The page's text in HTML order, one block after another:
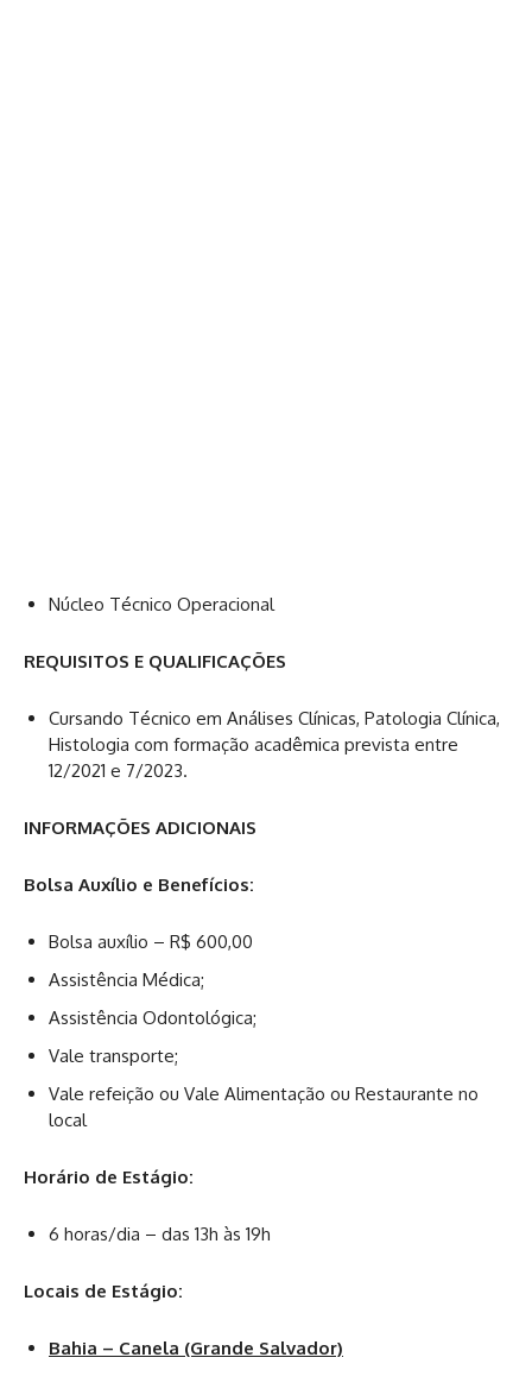
Núcleo Técnico Operacional
REQUISITOS E QUALIFICAÇÕES
Cursando Técnico em Análises Clínicas, Patologia Clínica,
Histologia com formação acadêmica prevista entre
12/2021 e 7/2023.
INFORMAÇÕES ADICIONAIS
Bolsa Auxílio e Benefícios:
Bolsa auxílio – R$ 600,00
Assistência Médica;
Assistência Odontológica;
Vale transporte;
Vale refeição ou Vale Alimentação ou Restaurante no
local
Horário de Estágio:
6 horas/dia – das 13h às 19h
Locais de Estágio:
Bahia – Canela (Grande Salvador)